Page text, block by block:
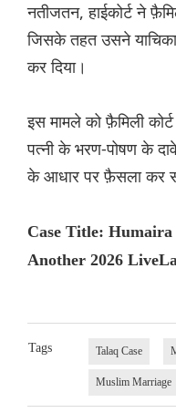
नतीजतन, हाईकोर्ट ने
जिसके तहत उसने
कर दिया।
इस मामले को फ़ैमिली
पत्नी के भरण-पोषण के
के आधार पर फ़ैसला कर
Case Title: Humaira
Another 2026
Tags Talaq Case
Muslim Marriage